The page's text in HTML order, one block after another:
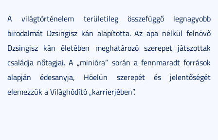
A világtörténelem területileg összefüggő legnagyobb
birodalmát Dzsingisz kán alapította. Az apa nélkül felnövő
Dzsingisz kán életében meghatározó szerepet játszottak
családja nőtagjai. A „minióra” során a fennmaradt források
alapján édesanyja, Höelün szerepét és jelentőségét
elemezzük a Világhódító „karrierjében”.